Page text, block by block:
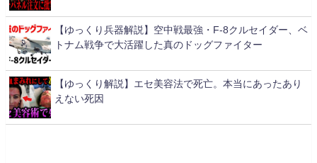
【ゆっくり兵器解説】空中戦最強・F-8クルセイダー、ベ
トナム戦争で大活躍した真のドッグファイター
【ゆっくり解説】エセ美容法で死亡。本当にあったあり
えない死因